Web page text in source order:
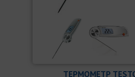
ТЕРМОМЕТР